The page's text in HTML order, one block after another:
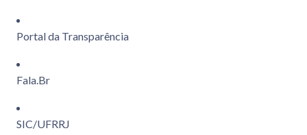
Portal da Transparência
Fala.Br
SIC/UFRRJ